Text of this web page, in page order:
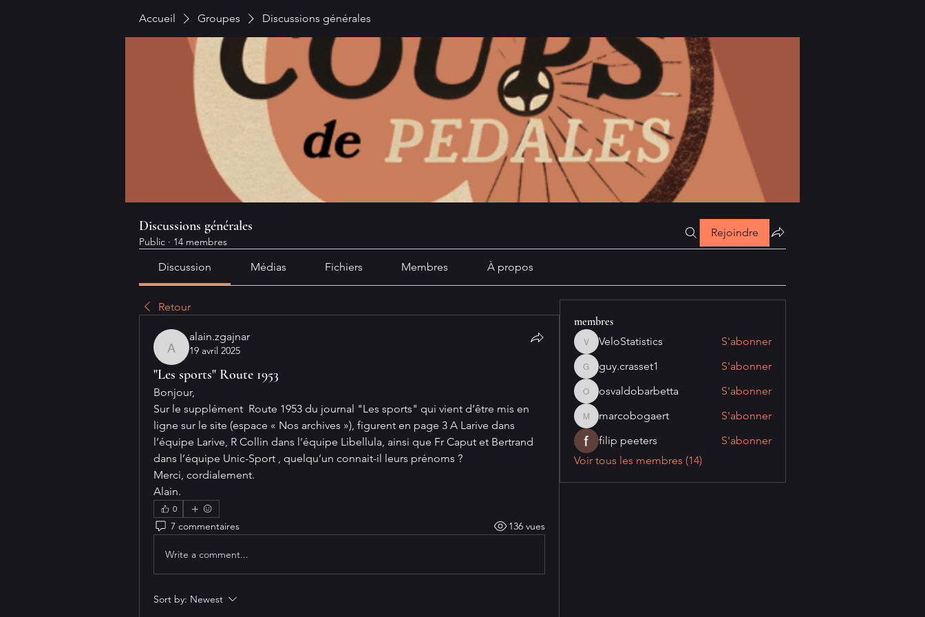
Accueil Groupes Discussions générales
Discussions générales
Public · 14 membres
Rejoindre
Discussion Médias Fichiers Membres À propos
Retour
alain.zgajnar
alain.zgajnar
19 avril 2025
"Les sports" Route 1953
Bonjour,
Sur le supplément  Route 1953 du journal "Les sports" qui vient d’être mis en
ligne sur le site (espace « Nos archives »), figurent en page 3 A Larive dans
l’équipe Larive, R Collin dans l’équipe Libellula, ainsi que Fr Caput et Bertrand
dans l’équipe Unic-Sport , quelqu’un connait-il leurs prénoms ?
Merci, cordialement.
Alain.
0
7 commentaires 136 vues
Write a comment...
Sort by: Newest
membres
VeloStatistics
VeloStatistics S'abonner
guy.crasset1
guy.crasset1 S'abonner
osvaldobarbetta
osvaldobarbetta S'abonner
marcobogaert
marcobogaert
S'abonner
filip peeters
S'abonner
Voir tous les membres (14)